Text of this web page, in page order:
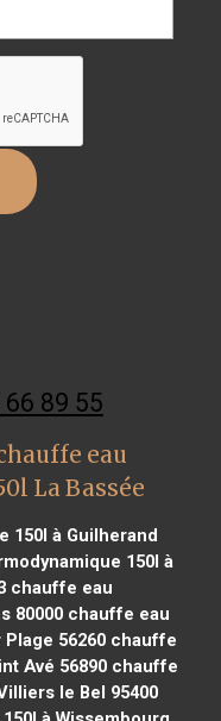
89 55
eau
La Bassée
150l à Guilherand
150l à
chauffe eau
80000 chauffe eau
56260chauffe
Avé 56890chauffe
le Bel 95400